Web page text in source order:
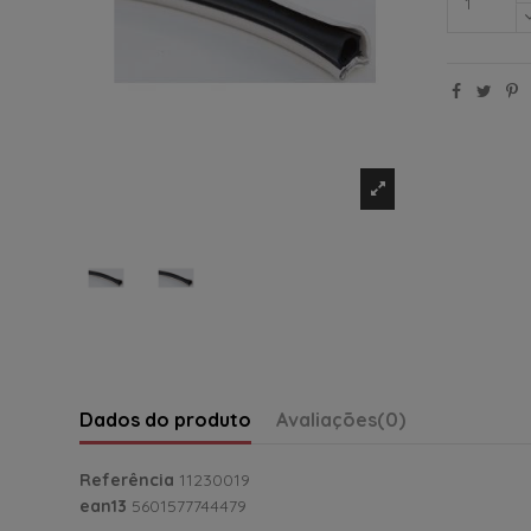
Dados do produto Avaliações(0)
Referência 11230019
ean13 5601577744479